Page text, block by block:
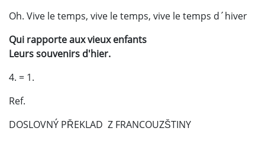
Oh. Vive le temps, vive le temps, vive le temps d´hiver
Qui rapporte aux vieux enfants
Leurs souvenirs d'hier.
4. = 1.
Ref.
DOSLOVNÝ PŘEKLAD Z FRANCOUZŠTINY